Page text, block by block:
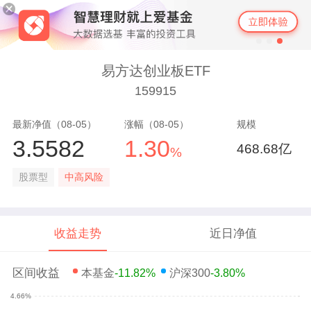
易方达创业板ETF
159915
最新净值（08-05）
3.5582
涨幅（08-05）
1.30%
规模
468.68亿
股票型 中高风险
收益走势 近日净值
区间收益 本基金-11.82% 沪深300-3.80%